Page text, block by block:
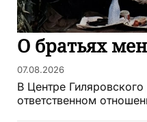
О братьях
07.08.2026
В Центре
ответственном